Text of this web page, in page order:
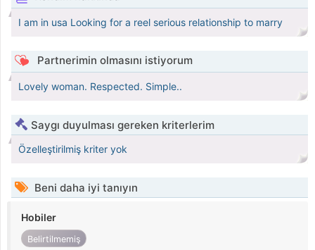
I am in usa Looking for a reel serious relationship to marry
Partnerimin olmasını istiyorum
Lovely woman. Respected. Simple..
Saygı duyulması gereken kriterlerim
Özelleştirilmiş kriter yok
Beni daha iyi tanıyın
Hobiler
Belirtilmemiş